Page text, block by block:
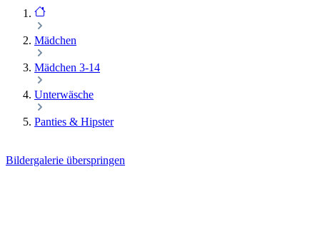
Mädchen
Mädchen 3-14
Unterwäsche
Panties & Hipster
Bildergalerie überspringen